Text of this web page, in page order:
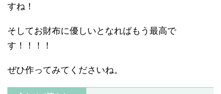
すね！
そしてお財布に優しいとなればもう最高で
す！！！！
ぜひ作ってみてくださいね。